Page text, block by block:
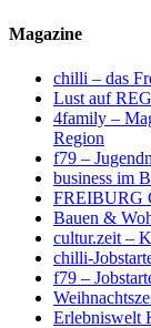
Magazine
chilli – das
Lust auf
4family –
Region
f79 –
business im
FREIBURG
Bauen &
cultur.zeit –
chilli-
f79 –
Erlebniswelt